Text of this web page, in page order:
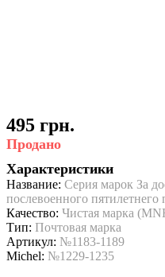
495 грн.
Продано
Характеристики
Название: Серия марок За
послевоенного
Качество: Чистая марка
Тип: Почтовая марка
Артикул: №1183-1189
Michel: №1229-1235